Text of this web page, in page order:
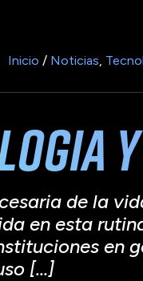
Inicio / Noticias,
de la
en esta
en
[…]